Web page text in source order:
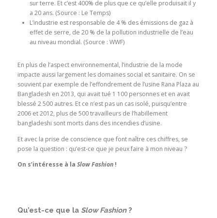
sur terre. Et c’est 400% de plus que ce qu’elle produisait il y
a 20 ans. (Source : Le Temps)
L’industrie est responsable de 4 % des émissions de gaz à
effet de serre, de 20 % de la pollution industrielle de l’eau
au niveau mondial. (Source : WWF)
En plus de l’aspect environnemental, l’industrie de la mode
impacte aussi largement les domaines social et sanitaire. On se
souvient par exemple de l’effondrement de l’usine Rana Plaza au
Bangladesh en 2013, qui avait tué 1 100 personnes et en avait
blessé 2 500 autres. Et ce n’est pas un cas isolé, puisqu’entre
2006 et 2012, plus de 500 travailleurs de l’habillement
bangladeshi sont morts dans des incendies d’usine.
Et avec la prise de conscience que font naître ces chiffres, se
pose la question : qu’est-ce que je peux faire à mon niveau ?
On s’intéresse à la Slow Fashion!
Qu’est-ce que la Slow Fashion?